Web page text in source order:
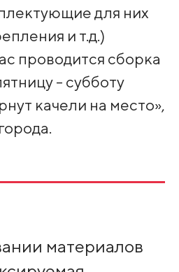
для них
и т.д.)
проводится сборка
- субботу
качели на место»,
материалов